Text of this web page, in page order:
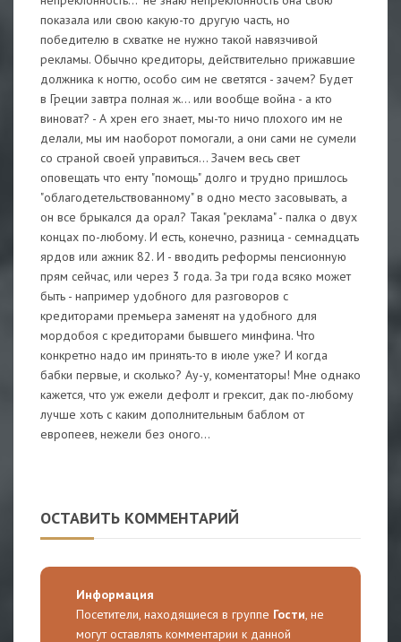
показала или свою какую-то другую часть, но
победителю в схватке не нужно такой навязчивой
рекламы. Обычно кредиторы, действительно прижавшие
должника к ногтю, особо сим не светятся - зачем? Будет
в Греции завтра полная ж... или вообще война - а кто
виноват? - А хрен его знает, мы-то ничо плохого им не
делали, мы им наоборот помогали, а они сами не сумели
со страной своей управиться... Зачем весь свет
оповещать что енту "помощь" долго и трудно пришлось
"облагодетельствованному" в одно место засовывать, а
он все брыкался да орал? Такая "реклама" - палка о двух
концах по-любому. И есть, конечно, разница - семнадцать
ярдов или ажник 82. И - вводить реформы пенсионную
прям сейчас, или через 3 года. За три года всяко может
быть - например удобного для разговоров с
кредиторами премьера заменят на удобного для
мордобоя с кредиторами бывшего минфина. Что
конкретно надо им принять-то в июле уже? И когда
бабки первые, и сколько? Ау-у, коментаторы! Мне однако
кажется, что уж ежели дефолт и грексит, дак по-любому
лучше хоть с каким дополнительным баблом от
европеев, нежели без оного...
ОСТАВИТЬ КОММЕНТАРИЙ
Информация
Посетители, находящиеся в группе Гости, не
могут оставлять комментарии к данной